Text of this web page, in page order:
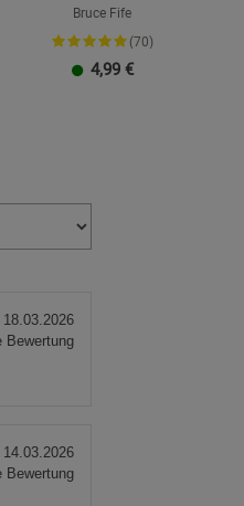
Bruce Fife
(70)
4,99 €
18.03.2026
14.03.2026